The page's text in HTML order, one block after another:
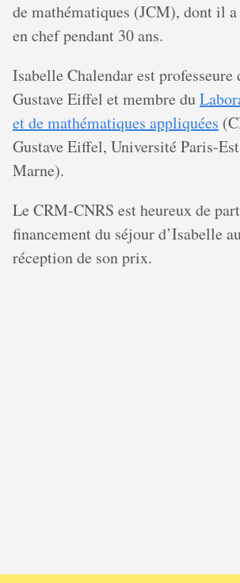
de mathématiques (JCM), dont il
en chef pendant 30 ans.
Isabelle Chalendar est professeure
Gustave Eiffel et membre du
et de mathématiques appliquées
Gustave Eiffel, Université Paris-
Marne).
Le CRM-CNRS est heureux de
financement du séjour d’Isabelle
réception de son prix.